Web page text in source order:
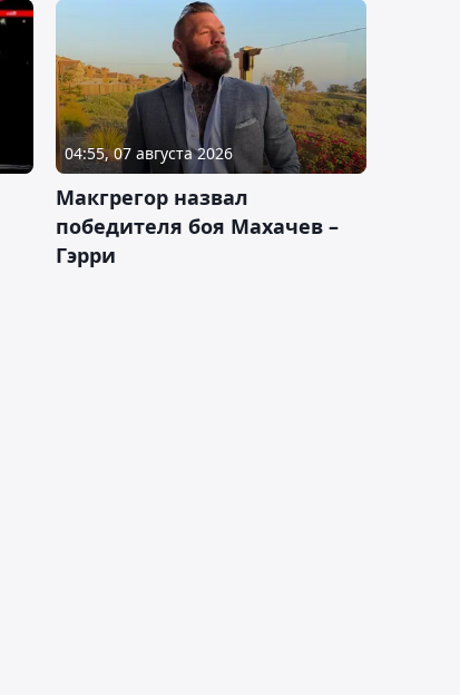
04:55, 07 августа 2026
Макгрегор назвал
победителя боя Махачев –
Гэрри